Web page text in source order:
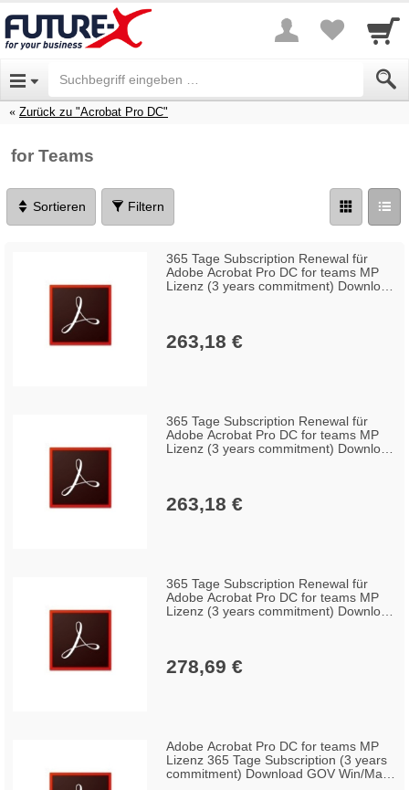
Zurück zu "Acrobat Pro DC"
for Teams
Sortieren Filtern
365 Tage Subscription Renewal für
Adobe Acrobat Pro DC for teams MP
Lizenz (3 years commitment) Download
263,18 €
365 Tage Subscription Renewal für
Adobe Acrobat Pro DC for teams MP
Lizenz (3 years commitment) Download
263,18 €
365 Tage Subscription Renewal für
Adobe Acrobat Pro DC for teams MP
Lizenz (3 years commitment) Download
278,69 €
Adobe Acrobat Pro DC for teams MP
Lizenz 365 Tage Subscription (3 years
commitment) Download GOV Win/Mac,